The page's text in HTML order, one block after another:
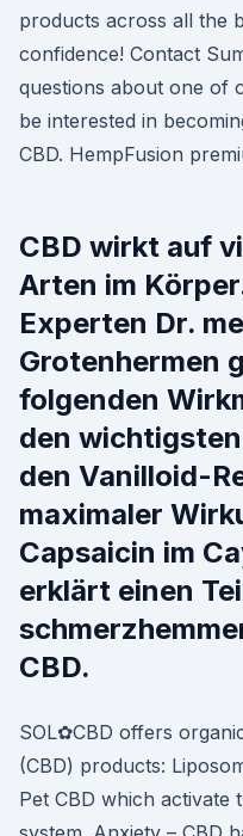
products across all the
confidence! Contact
questions about one of
be interested in
CBD. HempFusion
CBD wirkt auf
Arten im
Experten Dr.
Grotenhermen
folgenden
den
den Vanilloid-
maximaler
Capsaicin im
erklärt einen
CBD.
SOL✿CBD offers
(CBD) products:
Pet CBD which activate